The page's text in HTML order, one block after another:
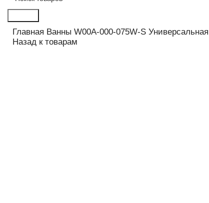
Главная Ванны W00A-000-075W-S
Назад к товарам